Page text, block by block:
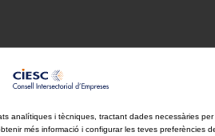
les expectatives optimistes dels
analítiques i tècniques, tractant dades necessàries
més informació i configurar les teves preferències